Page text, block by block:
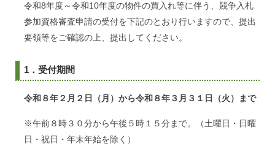
令和8年度～令和10年度の物件の買入れ等に伴う、競争入札
参加資格審査申請の受付を下記のとおり行いますので、提出
要領等をご確認の上、提出してください。
1．受付期間
令和８年２月２日（月）から令和８年３月３１日（火）まで
※午前８時３０分から午後５時１５分まで。（土曜日・日曜
日・祝日・年末年始を除く）